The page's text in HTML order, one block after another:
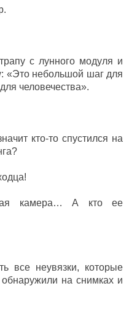
с лунного модуля и
«Это небольшой шаг для
человечества».
кто-то спустился на
камера… А кто ее
все неувязки, которые
на снимках и